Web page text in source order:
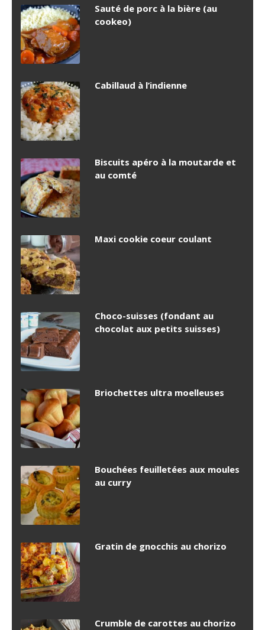
Sauté de porc à la bière (au
cookeo)
Cabillaud à l’indienne
Biscuits apéro à la moutarde et
au comté
Maxi cookie coeur coulant
Choco-suisses (fondant au
chocolat aux petits suisses)
Briochettes ultra moelleuses
Bouchées feuilletées aux moules
au curry
Gratin de gnocchis au chorizo
Crumble de carottes au chorizo